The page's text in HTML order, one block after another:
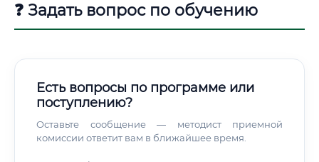
❓ Задать вопрос по обучению
Есть вопросы по программе или
поступлению?
Оставьте сообщение — методист приемной
комиссии ответит вам в ближайшее время.